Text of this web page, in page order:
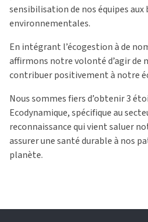
sensibilisation de nos équipes
environnementales.
En intégrant l’écogestion à de
affirmons notre volonté d’agir de
contribuer positivement à notre
Nous sommes fiers d’obtenir 3
Ecodynamique, spécifique au
reconnaissance qui vient saluer
assurer une santé durable à nos
planète.